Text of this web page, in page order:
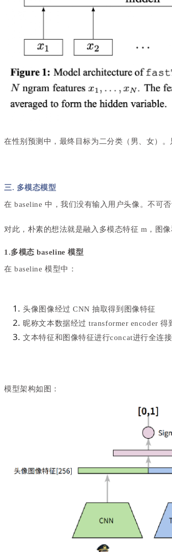
在性别预测中， 最终目标为二分类（男、女）。
三. 多模态模型
在 baseline 中，我们没有输入用户头像。不可
对此，朴素的想法就是融入多模态特征 m，图
1.多模态 baseline 模型
在 baseline 模型中：
头像图像经过 CNN 抽取得到图像特征
昵称文本数据经过 transformer encoder 得
文本特征和图像特征进行concat进行全连
模型架构如图：